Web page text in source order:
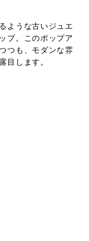
ような古いジュエ
プ。このポップア
つも、モダンな雰
目します。